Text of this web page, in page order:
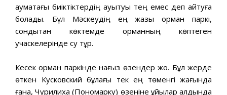
аумақтағы биіктіктердің ауытқуы тең емес деп айтуға
болады. Бұл Мәскеудің ең жазық орман паркі,
сондықтан көктемде орманның көптеген
учаскелерінде су тұр.
Кесек орман паркінде нағыз өзендер жоқ. Бұл жерде
өткен Кусковский бұлағы тек ең төменгі жағында
ғана, Чурилиха (Пономарку) өзеніне құйылар алдында